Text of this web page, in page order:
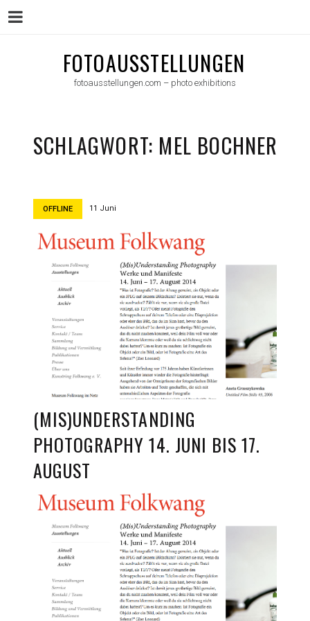
FOTOAUSSTELLUNGEN
fotoausstellungen.com – photo exhibitions
SCHLAGWORT: MEL BOCHNER
OFFLINE 11 Juni
(MIS)UNDERSTANDING
PHOTOGRAPHY 14. JUNI BIS 17.
AUGUST
Menu